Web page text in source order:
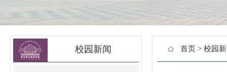
校园新闻 首页 > 校园